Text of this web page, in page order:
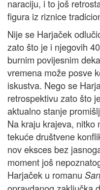
naraciju, i to još
figura iz riznice
Nije se Harjaček
zato što je i njegovih
burnim povijesnim
vremena može posve
iskustva. Nego se
retrospektivu zato što
aktualno stanje
Na kraju krajeva, nitko
tekuće društvene
nov eksces bez
moment još
Harjaček u romanu